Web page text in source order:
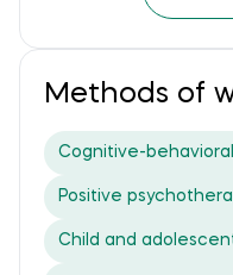
Methods of
Cognitive-
Positive
Child and